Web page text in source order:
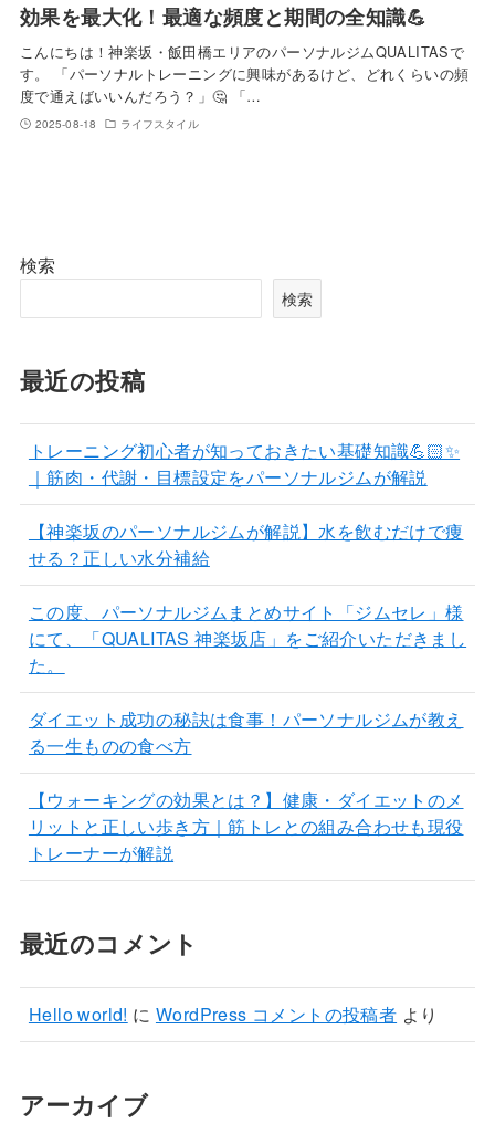
効果を最大化！最適な頻度と期間の全知識💪
こんにちは！神楽坂・飯田橋エリアのパーソナルジムQUALITASで
す。 「パーソナルトレーニングに興味があるけど、どれくらいの頻
度で通えばいいんだろう？」🤔 「…
2025-08-18 ライフスタイル
検索
検索
最近の投稿
トレーニング初心者が知っておきたい基礎知識💪🏻✨
｜筋肉・代謝・目標設定をパーソナルジムが解説
【神楽坂のパーソナルジムが解説】水を飲むだけで痩
せる？正しい水分補給
この度、パーソナルジムまとめサイト「ジムセレ」様
にて、「QUALITAS 神楽坂店」をご紹介いただきまし
た。
ダイエット成功の秘訣は食事！パーソナルジムが教え
る一生ものの食べ方
【ウォーキングの効果とは？】健康・ダイエットのメ
リットと正しい歩き方｜筋トレとの組み合わせも現役
トレーナーが解説
最近のコメント
Hello world! に WordPress コメントの投稿者 より
アーカイブ